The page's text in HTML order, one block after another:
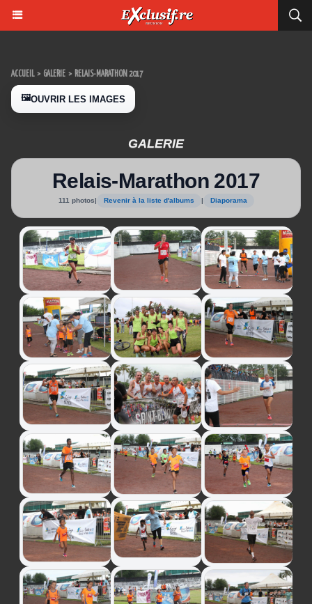
ACCUEIL > GALERIE > RELAIS-MARATHON 2017
🖼️OUVRIR LES IMAGES
GALERIE
Relais-Marathon 2017
111 photos| Revenir à la liste d'albums | Diaporama